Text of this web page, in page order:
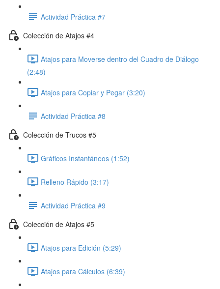
Actividad Práctica #7
Colección de Atajos #4
Atajos para Moverse dentro del Cuadro de Diálogo
(2:48)
Atajos para Copiar y Pegar (3:20)
Actividad Práctica #8
Colección de Trucos #5
Gráficos Instantáneos (1:52)
Relleno Rápido (3:17)
Actividad Práctica #9
Colección de Atajos #5
Atajos para Edición (5:29)
Atajos para Cálculos (6:39)